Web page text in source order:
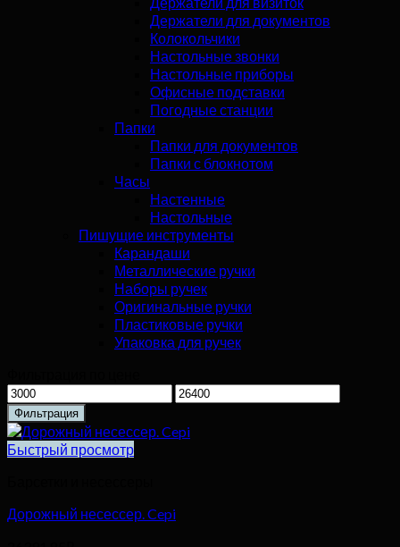
Держатели для документов
Колокольчики
Настольные звонки
Настольные приборы
Офисные подставки
Погодные станции
Папки
Папки для документов
Папки с блокнотом
Часы
Настенные
Настольные
Пишущие инструменты
Карандаши
Металлические ручки
Наборы ручек
Оригинальные ручки
Пластиковые ручки
Упаковка для ручек
Минимальная
цена
Максимальная
цена
Фильтрация
Быстрый просмотр
Дорожный несессер. Cepi